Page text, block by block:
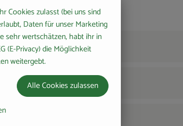
Cookies zulasst (bei uns sind
Daten für unser Marketing
sehr wertschätzen, habt ihr in
(E-Privacy) die Möglichkeit
weitergebt.
Alle Cookies zulassen